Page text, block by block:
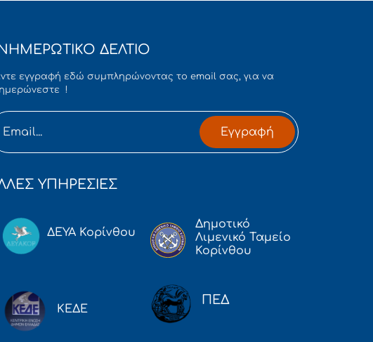
ΔΕΛΤΙΟ
εγγραφή εδώ συμπληρώνοντας το email σας, για να
!
Εγγραφή
ΥΠΗΡΕΣΙΕΣ
ΔΕΥΑ Κορίνθου
Δημοτικό
Λιμενικό Ταμείο
Κορίνθου
ΚΕΔΕ
ΠΕΔ